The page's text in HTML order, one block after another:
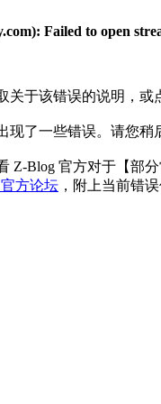
Failed to open
关于该错误的说明，或
现了一些错误。请您稍
Z-Blog 官方对于【部
方论坛 ，附上当前错